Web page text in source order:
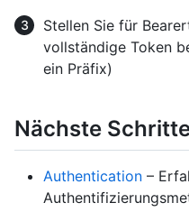
Stellen Sie für
vollständige Token
ein Präfix)
Nächste
Authentication –